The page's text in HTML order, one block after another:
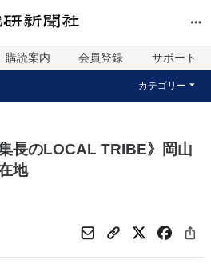
購読案内 会員登録 サポート
カテゴリー
長のLOCAL TRIBE》岡山
地